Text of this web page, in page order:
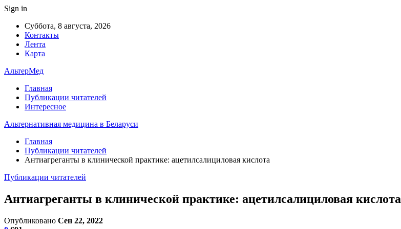
Sign in
Суббота, 8 августа, 2026
Контакты
Лента
Карта
АльтерМед
Главная
Публикации читателей
Интересное
Альтернативная медицина в Беларуси
Главная
Публикации читателей
Антиагреганты в клинической практике: ацетилсалициловая кислота
Публикации читателей
Антиагреганты в клинической практике: ацетилсалициловая кислота
Опубликовано Сен 22, 2022